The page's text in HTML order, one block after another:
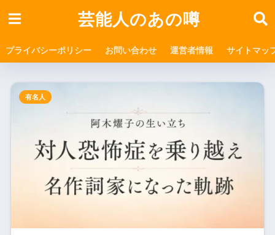
芸能人のあの噂
プライバシーポリシー お問い合わせ 運営者情報 サイトマッ
有名人